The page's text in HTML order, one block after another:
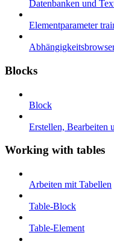
Datenbanken und
Elementparameter
Blocks
Block
Erstellen, Bearbeiten
Working with tables
Arbeiten mit Tabellen
Table-Block
Table-Element